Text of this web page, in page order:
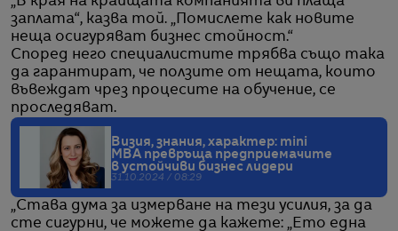
заплата“, казва той. „Помислете как новите
неща осигуряват бизнес стойност.“
Според него специалистите трябва също така
да гарантират, че ползите от нещата, които
въвеждат чрез процесите на обучение, се
проследяват.
Визия, знания, характер: mini
MBA превръща предприемачите
в устойчиви бизнес лидери
31.10.2024 / 08:29
„Става дума за измерване на тези усилия, за да
сте сигурни, че можете да кажете: „Ето една